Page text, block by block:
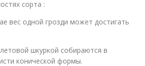
сорта :
вес одной грозди может достигать
шкуркой собираются в
конической формы.